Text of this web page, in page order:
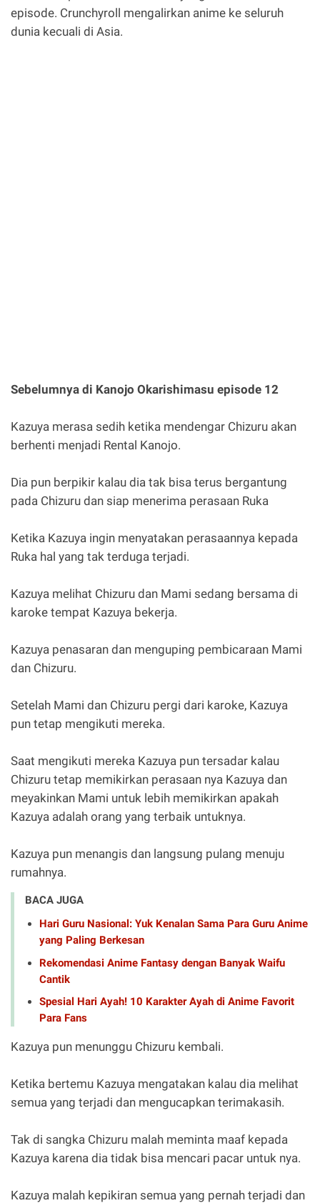
episode. Crunchyroll mengalirkan anime ke seluruh
dunia kecuali di Asia.
Sebelumnya di Kanojo Okarishimasu episode 12
Kazuya merasa sedih ketika mendengar Chizuru akan
berhenti menjadi Rental Kanojo.
Dia pun berpikir kalau dia tak bisa terus bergantung
pada Chizuru dan siap menerima perasaan Ruka
Ketika Kazuya ingin menyatakan perasaannya kepada
Ruka hal yang tak terduga terjadi.
Kazuya melihat Chizuru dan Mami sedang bersama di
karoke tempat Kazuya bekerja.
Kazuya penasaran dan menguping pembicaraan Mami
dan Chizuru.
Setelah Mami dan Chizuru pergi dari karoke, Kazuya
pun tetap mengikuti mereka.
Saat mengikuti mereka Kazuya pun tersadar kalau
Chizuru tetap memikirkan perasaan nya Kazuya dan
meyakinkan Mami untuk lebih memikirkan apakah
Kazuya adalah orang yang terbaik untuknya.
Kazuya pun menangis dan langsung pulang menuju
rumahnya.
BACA JUGA
Hari Guru Nasional: Yuk Kenalan Sama Para Guru Anime
yang Paling Berkesan
Rekomendasi Anime Fantasy dengan Banyak Waifu
Cantik
Spesial Hari Ayah! 10 Karakter Ayah di Anime Favorit
Para Fans
Kazuya pun menunggu Chizuru kembali.
Ketika bertemu Kazuya mengatakan kalau dia melihat
semua yang terjadi dan mengucapkan terimakasih.
Tak di sangka Chizuru malah meminta maaf kepada
Kazuya karena dia tidak bisa mencari pacar untuk nya.
Kazuya malah kepikiran semua yang pernah terjadi dan